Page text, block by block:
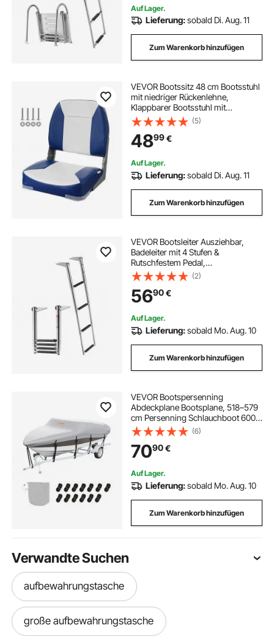
Auf Lager.
Lieferung:sobald Di. Aug. 11
Zum Warenkorb hinzufügen
VEVOR Bootssitz 48 cm Bootsstuhl
mit niedriger Rückenlehne,
Klappbarer Bootsstuhl mit
Verdickter Schwammpolsterung
und Scharnier, Herunterklappbarer
Bootskapitänsstuhl für Fischerboot,
Ausflugsboot
(5)
4899€
Auf Lager.
Lieferung:sobald Di. Aug. 11
Zum Warenkorb hinzufügen
VEVOR Bootsleiter Ausziehbar,
Badeleiter mit 4 Stufen &
Rutschfestem Pedal,
Schwimmdeckleiter mit 408 kg
Tragkraft für Heckeinstieg,
Teleskopleiter aus 304 Edelstahl für
Boote Docks Pontons
Schwimmbad
(2)
5690€
Auf Lager.
Lieferung:sobald Mo. Aug. 10
Zum Warenkorb hinzufügen
VEVOR Bootspersenning
Abdeckplane Bootsplane, 518–579
cm Persenning Schlauchboot 600D
Oxford-Gewebe Bootspersenning
Abdeckung mit
Aufbewahrungstasche 435 x 300
mm, Angelboot Bootsabdeckplane
Grau
(6)
7090€
Auf Lager.
Lieferung:sobald Mo. Aug. 10
Zum Warenkorb hinzufügen
Verwandte Suchen
aufbewahrungstasche
große aufbewahrungstasche